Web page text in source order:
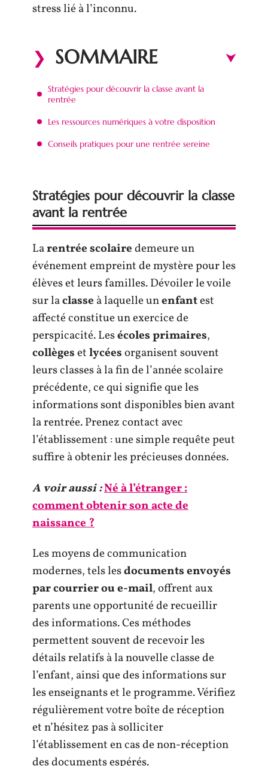
stress lié à l’inconnu.
SOMMAIRE
Stratégies pour découvrir la classe avant la
rentrée
Les ressources numériques à votre disposition
Conseils pratiques pour une rentrée sereine
Stratégies pour découvrir la classe
avant la rentrée
Larentrée scolairedemeure un
événement empreint de mystère pour les
élèves et leurs familles. Dévoiler le voile
sur laclasse à laquelle unenfantest
affecté constitue un exercice de
perspicacité. Lesécoles primaires,
collègesetlycéesorganisent souvent
leurs classes à la fin de l’année scolaire
précédente, ce qui signifie que les
informations sont disponibles bien avant
la rentrée. Prenez contact avec
l’établissement : une simple requête peut
suffire à obtenir les précieuses données.
A voir aussi :Né à l’étranger :
comment obtenir son acte de
naissance ?
Les moyens de communication
modernes, tels lesdocuments envoyés
par courrier ou e-mail, offrent aux
parents une opportunité de recueillir
des informations. Ces méthodes
permettent souvent de recevoir les
détails relatifs à la nouvelle classe de
l’enfant, ainsi que des informations sur
les enseignants et le programme. Vérifiez
régulièrement votre boîte de réception
et n’hésitez pas à solliciter
l’établissement en cas de non-réception
des documents espérés.